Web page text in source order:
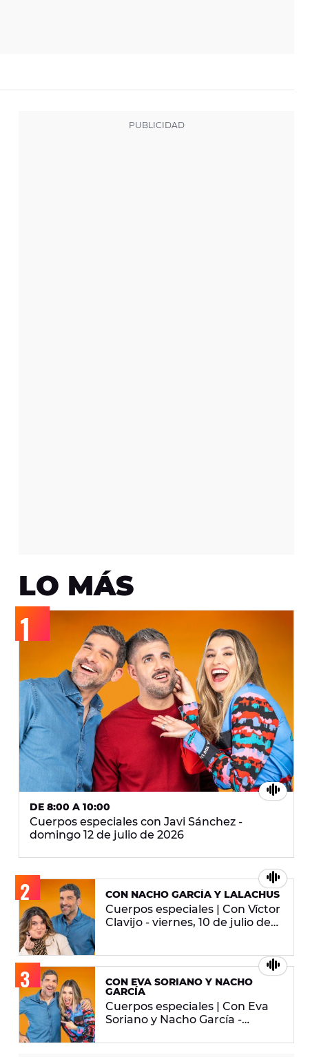
LO MÁS
DE 8:00 A 10:00
Cuerpos especiales con Javi Sánchez -
domingo 12 de julio de 2026
CON NACHO GARCÍA Y LALACHUS
Cuerpos especiales | Con Víctor
Clavijo - viernes, 10 de julio de
CON EVA SORIANO Y NACHO
GARCÍA
Cuerpos especiales | Con Eva
Soriano y Nacho García -